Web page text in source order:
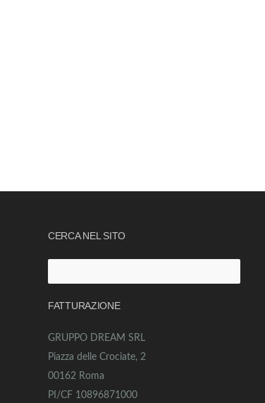
CERCA NEL SITO
per:
FATTURAZIONE
GRUPPO DREAM SRL
Piazza delle Crociate, 2
00162 Roma
PI/CF 10896871000